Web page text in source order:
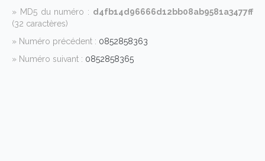
» MD5 du numéro : d4fb14d96666d12bb08ab9581a3477ff
(32 caractères)
» Numéro précédent : 0852858363
» Numéro suivant : 0852858365